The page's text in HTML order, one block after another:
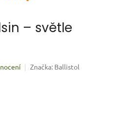
– světle
Značka: Ballistol